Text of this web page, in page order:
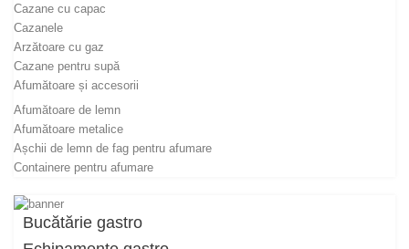
Cazane cu capac
Cazanele
Arzătoare cu gaz
Cazane pentru supă
Afumătoare și accesorii
Afumătoare de lemn
Afumătoare metalice
Așchii de lemn de fag pentru afumare
Containere pentru afumare
Bucătărie gastro